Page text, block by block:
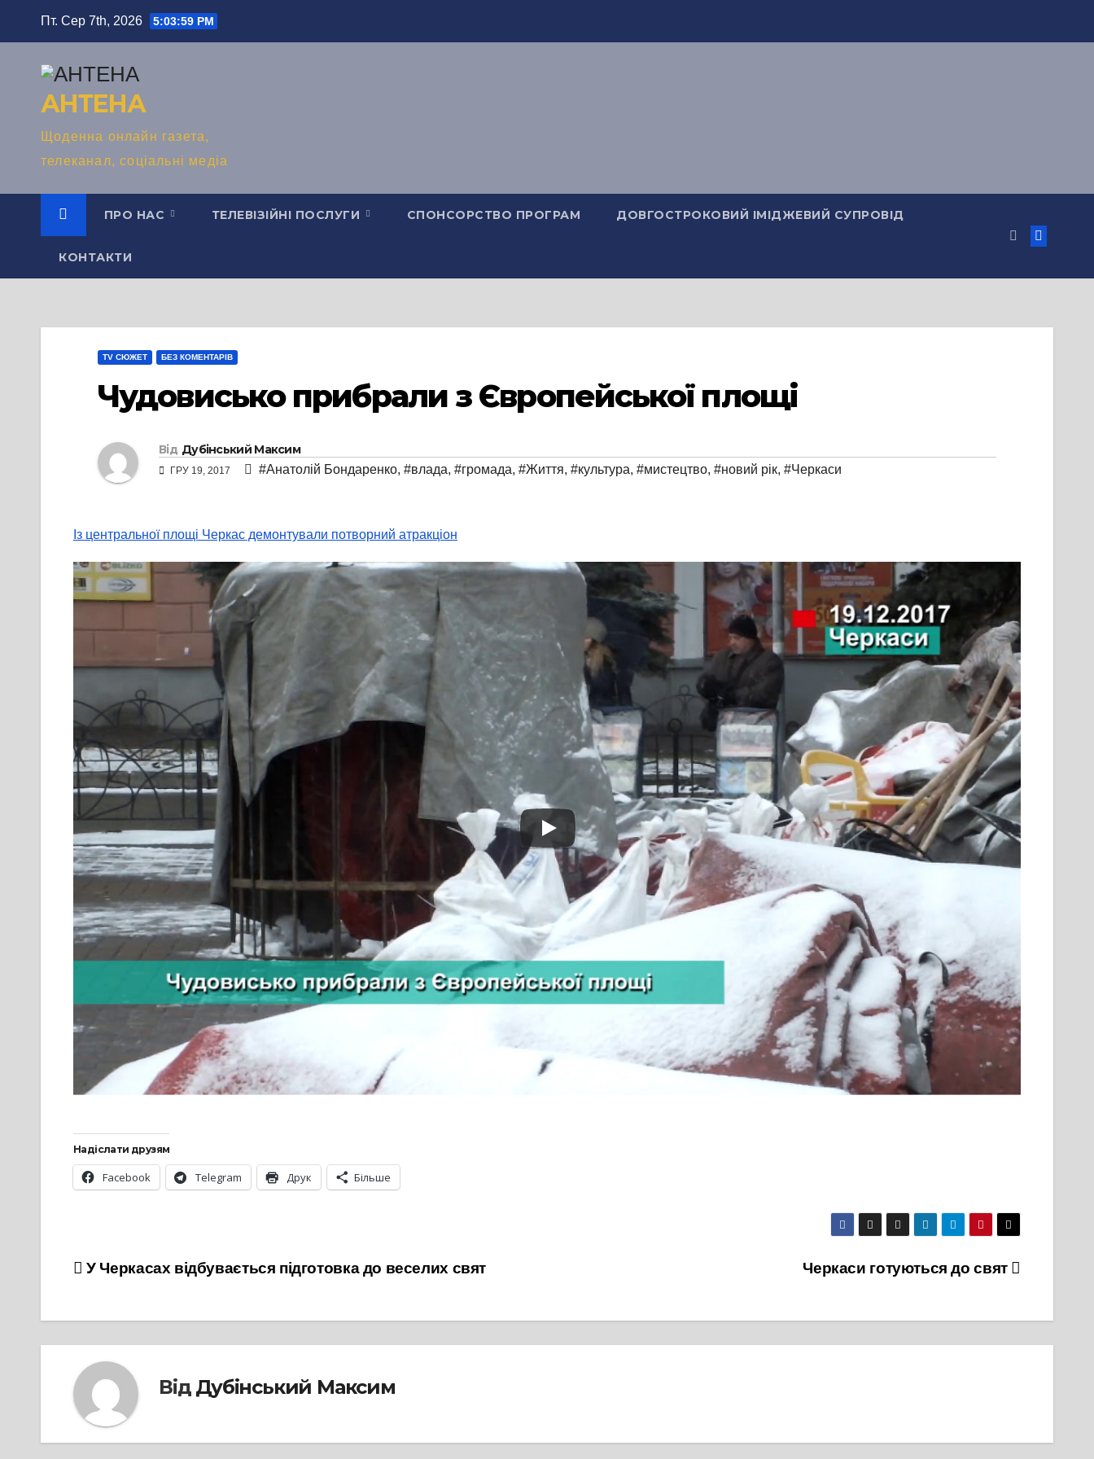
Пт. Сер 7th, 2026 5:04:01 PM
АНТЕНА
Щоденна онлайн газета,
телеканал, соціальні медіа
ПРО НАС ТЕЛЕВІЗІЙНІ ПОСЛУГИ СПОНСОРСТВО ПРОГРАМ ДОВГОСТРОКОВИЙ ІМІДЖЕВИЙ СУПРОВІД
КОНТАКТИ
TV СЮЖЕТ БЕЗ КОМЕНТАРІВ
Чудовисько прибрали з Європейської площі
Від Дубінський Максим
ГРУ 19, 2017 #Анатолій Бондаренко, #влада, #громада, #Життя, #культура, #мистецтво, #новий рік, #Черкаси
Із центральної площі Черкас демонтували потворний атракціон
Надіслати друзям
Facebook Telegram Друк Більше
Навігація
Черкаси готуються до свят
У Черкасах відбувається підготовка до веселих свят
Від Дубінський Максим